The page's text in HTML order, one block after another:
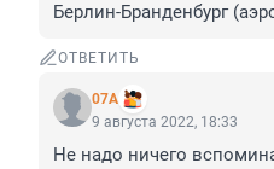
Берлин-Бранденбург
ОТВЕТИТЬ
07A
9 августа 2022, 18:33
Не надо ничего